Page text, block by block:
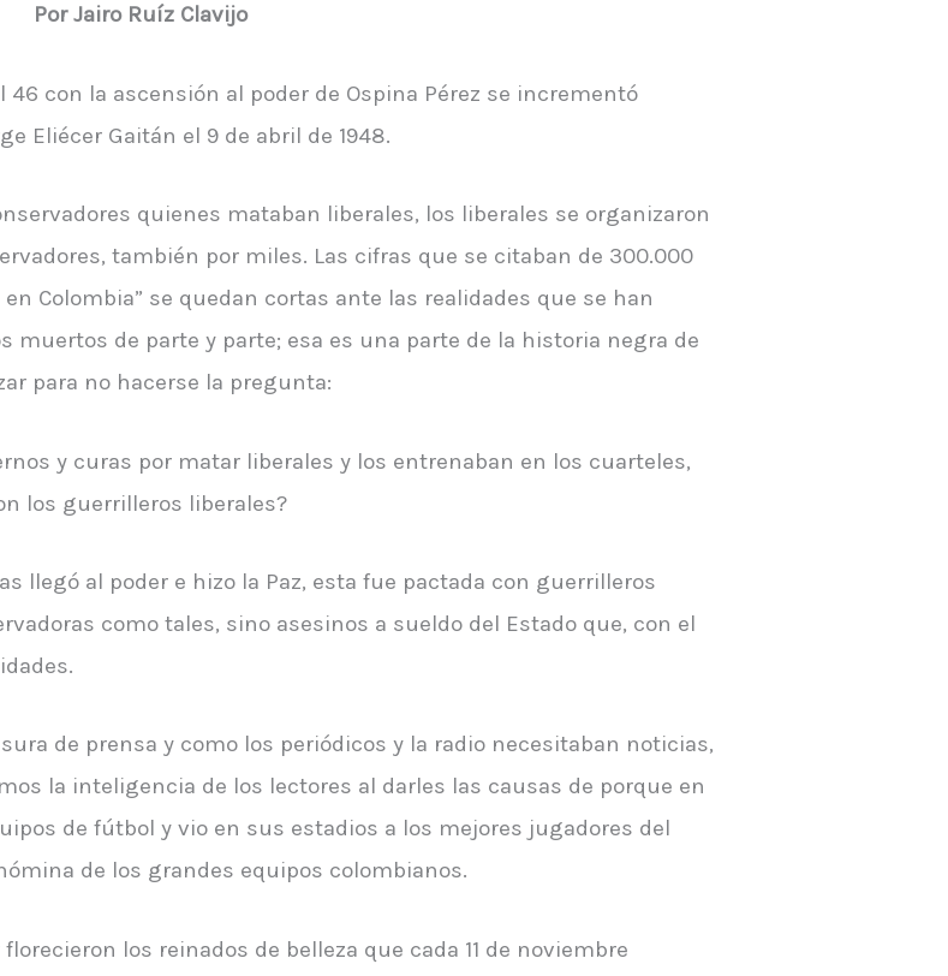
Por Jairo Ruíz Clavijo
con la ascensión al poder de Ospina Pérez se incrementó
Eliécer Gaitán el 9 de abril de 1948.
quienes mataban liberales, los liberales se organizaron
también por miles. Las cifras que se citaban de 300.000
Colombia” se quedan cortas ante las realidades que se han
muertos de parte y parte; esa es una parte de la historia negra de
para no hacerse la pregunta:
y curas por matar liberales y los entrenaban en los cuarteles,
los guerrilleros liberales?
llegó al poder e hizo la Paz, esta fue pactada con guerrilleros
como tales, sino asesinos a sueldo del Estado que, con el
de prensa y como los periódicos y la radio necesitaban noticias,
la inteligencia de los lectores al darles las causas de porque en
de fútbol y vio en sus estadios a los mejores jugadores del
de los grandes equipos colombianos.
los reinados de belleza que cada 11 de noviembre